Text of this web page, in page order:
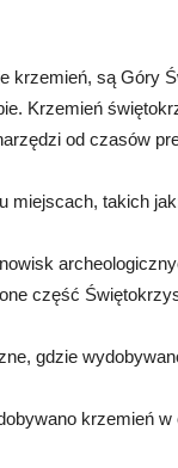
krzemień, są Góry
Krzemień
od czasów
miejscach, takich
część
gdzie
krzemień w